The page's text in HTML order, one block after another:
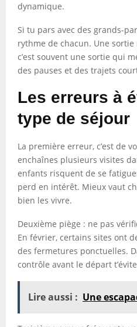
dynamique.
Si tu pars avec des grands-
rythme de chacun. Une sortie
c’est souvent une sortie qui
des pauses et des trajets
Les erreurs à
type de séjour
La première erreur, c’est de
enchaînes plusieurs visites
enfants risquent de se
perd en intérêt. Mieux vaut
bien les vivre.
Deuxième piège : ne pas
En février, certains sites ont
des fermetures ponctuelles.
contrôle avant le départ
Lire aussi : Une